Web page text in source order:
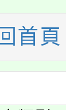
學生
民語歌
度第
結果(
度第
結果(
推廣
首頁